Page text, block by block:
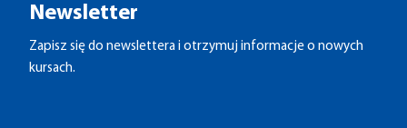
Newsletter
Zapisz się do newslettera i otrzymuj informacje o nowych
kursach.